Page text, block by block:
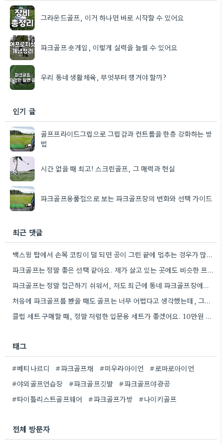
그라운드골프, 이거 하나면 바로 시작할 수 있어요
파크골프 숏게임, 이렇게 실력을 늘릴 수 있어요
우리 동네 생활체육, 무엇부터 챙겨야 할까?
인기 글
골프프라이드그립으로 그립감과 컨트롤을 한층 강화하는 방
법
시간 없을 때 최고! 스크린골프, 그 매력과 현실
파크골프용품점으로 보는 파크골프장의 변화와 선택 가이드
최근 댓글
백스윙 탑에서 손목 코킹이 덜 되면 공이 그린 끝에 멈추는 경우가 많더라고요. 숏게임의 핵심은 정확한…
파크골프는 정말 좋은 선택 같아요. 제가 살고 있는 곳에도 비슷한 프로그램이 있으면 좋겠어요.
파크골프는 정말 접근하기 쉬워서, 저도 최근에 동네 파크골프장에서 한 번 해봤어요. 처음에는 좀 어색했지만, 다들…
처음에 파크골프를 봤을 때도 골프는 너무 어렵다고 생각했는데, 그렇게 접근하기 쉬운 운동이 있었다니 신기하네요.
클럽 세트 구매할 때, 정말 저렴한 입문용 세트가 좋겠어요. 10만원 정도면 스윙 폼 연습에 충분할…
태그
#베티나르디 #파크골프채 #미우라아이언
#로마로아이언
#야외골프연습장
#파크골프깃발
#파크골프야광공
#타이틀리스트골프웨어
#파크골프가방 #나이키골프
전체 방문자